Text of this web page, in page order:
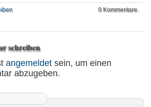
0 Kommentare.
schreiben
angemeldet sein, um einen
abzugeben.